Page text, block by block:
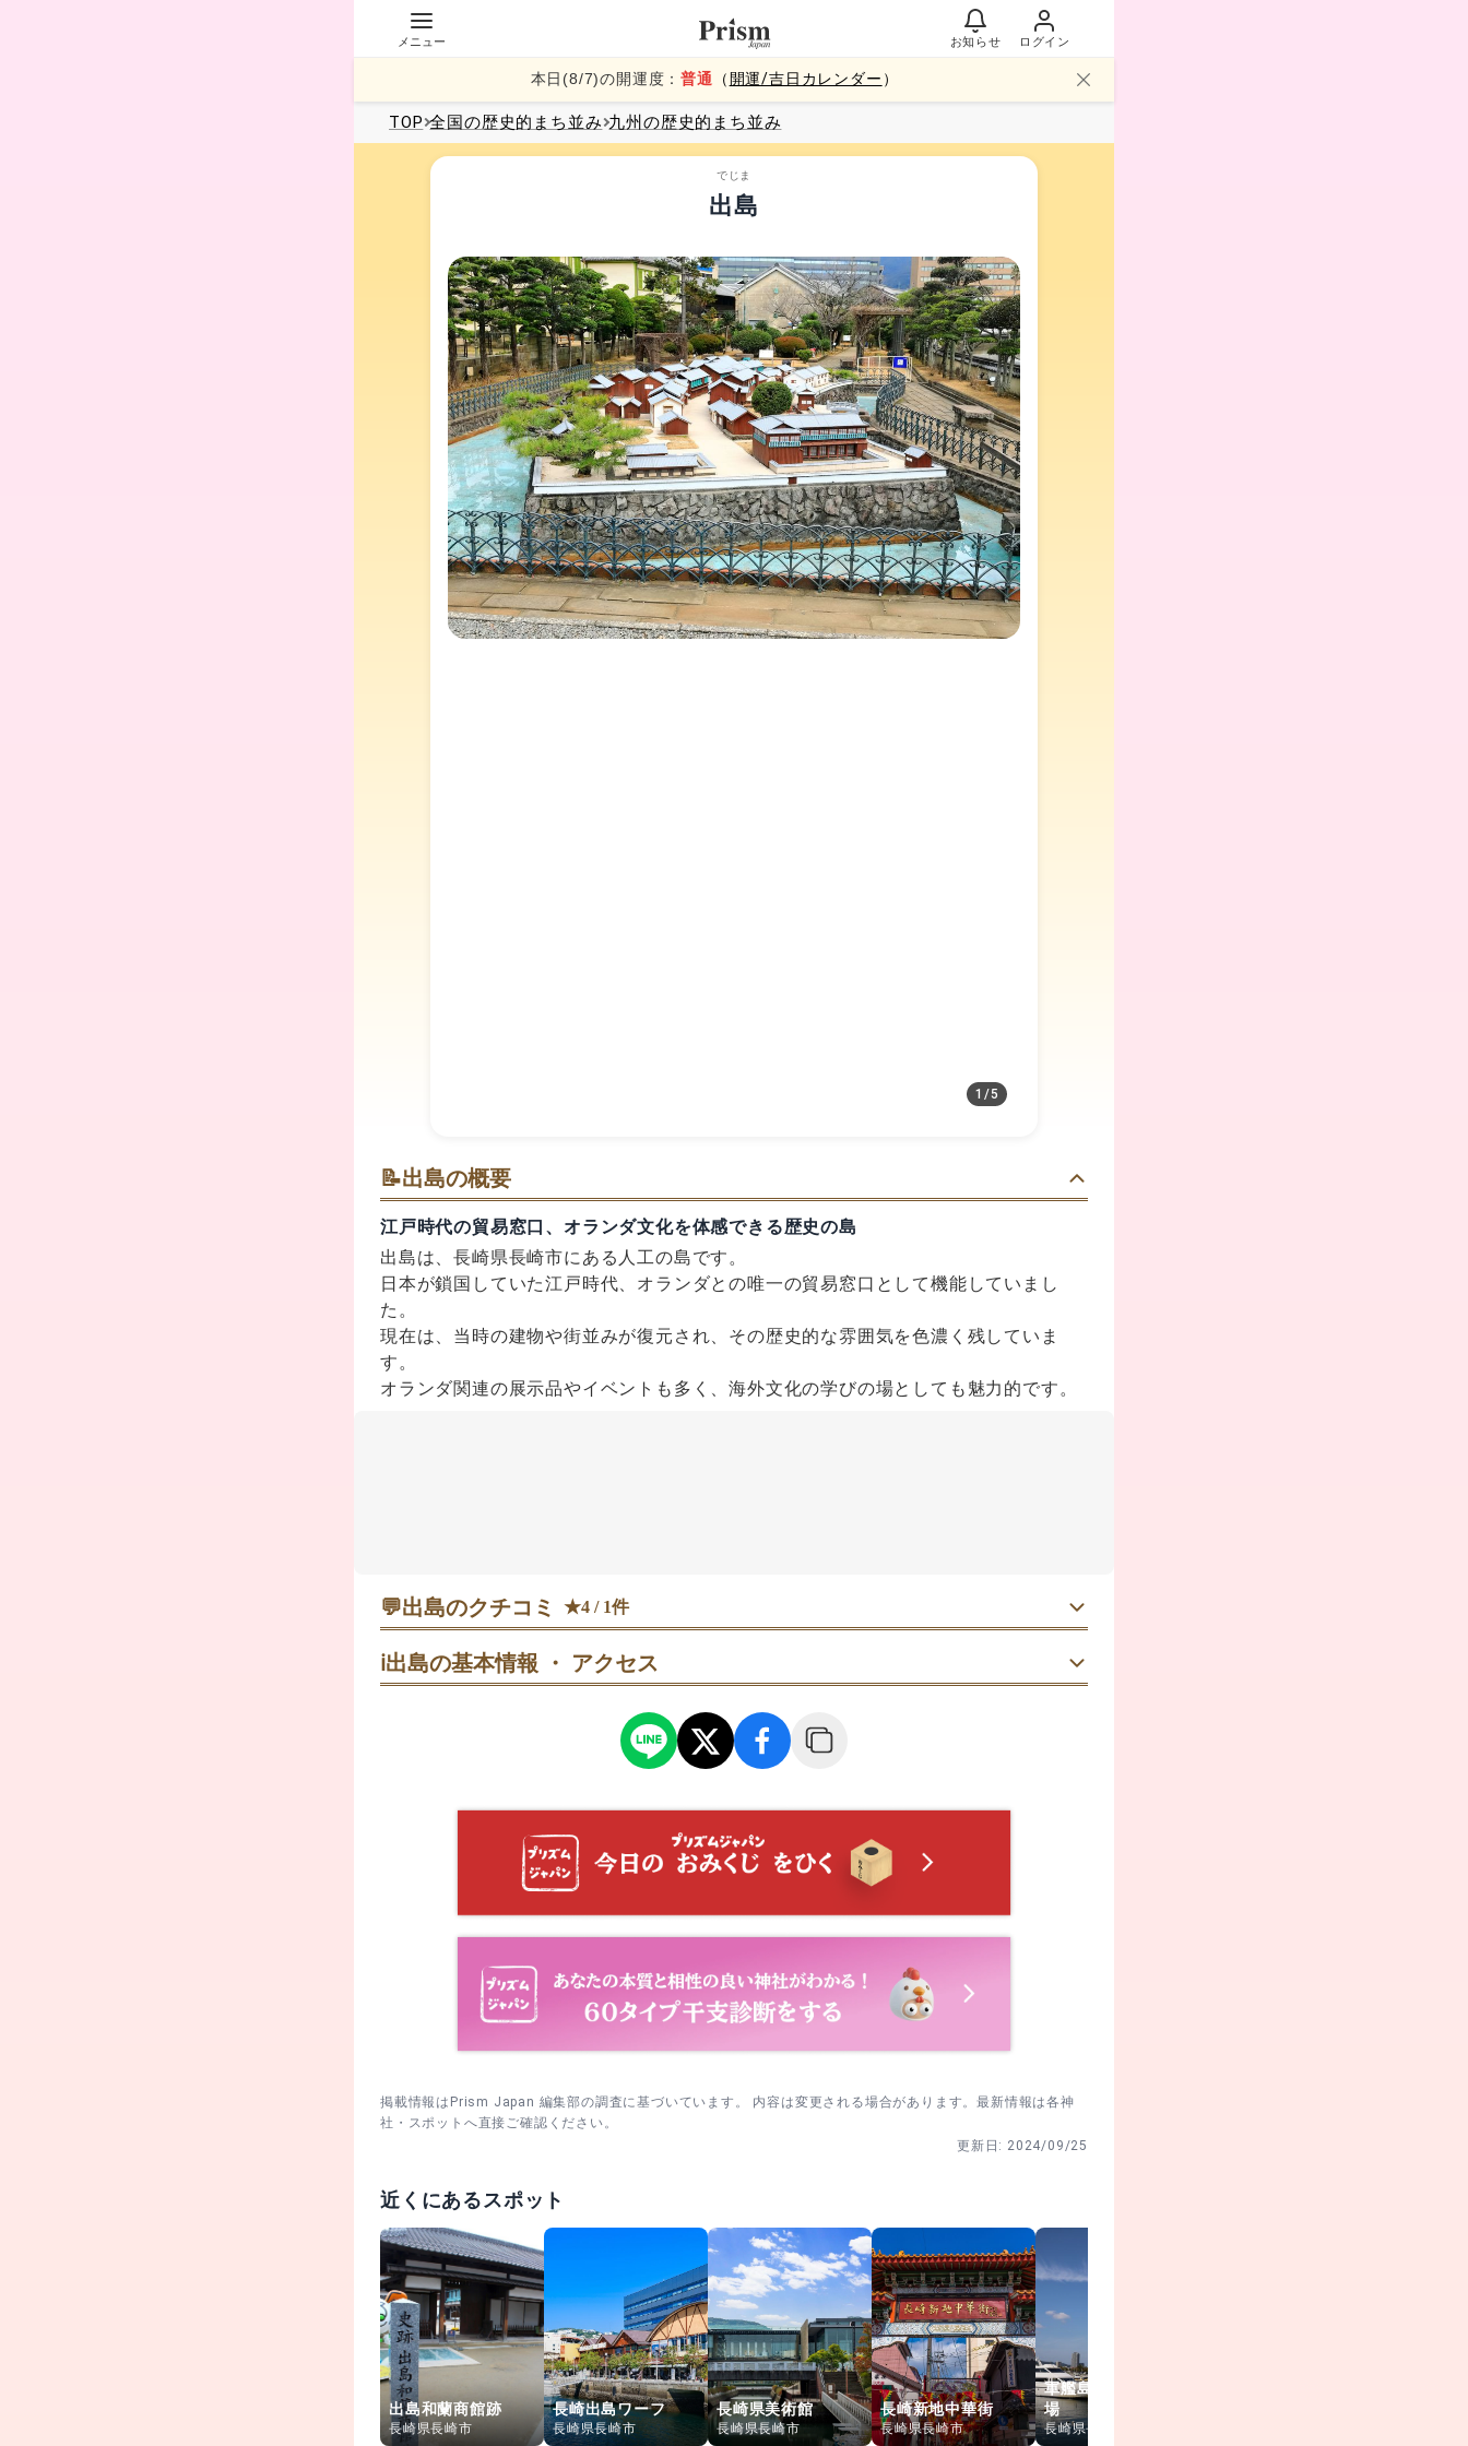
メニュー お知らせ ログイン
本日(8/7)の開運度：普通 （ 開運/吉日カレンダー ）
TOP 全国の歴史的まち並み 九州の歴史的まち並み
でじま
出島
1 /5
📝出島の概要
江戸時代の貿易窓口、オランダ文化を体感できる歴史の島
出島は、長崎県長崎市にある人工の島です。
日本が鎖国していた江戸時代、オランダとの唯一の貿易窓口として機能していまし
た。
現在は、当時の建物や街並みが復元され、その歴史的な雰囲気を色濃く残していま
す。
オランダ関連の展示品やイベントも多く、海外文化の学びの場としても魅力的です。
💬出島のクチコミ ★4 / 1件
ℹ️出島の基本情報 ・ アクセス
掲載情報はPrism Japan 編集部の調査に基づいています。 内容は変更される場合があります。最新情報は各神
社・スポットへ直接ご確認ください。
更新日: 2024/09/25
近くにあるスポット
出島和蘭商館跡
長崎県長崎市
長崎出島ワーフ
長崎県長崎市
長崎県美術館
長崎県長崎市
長崎新地中華街
長崎県長崎市
軍艦島クルーズ乗り
場
長崎県長崎市